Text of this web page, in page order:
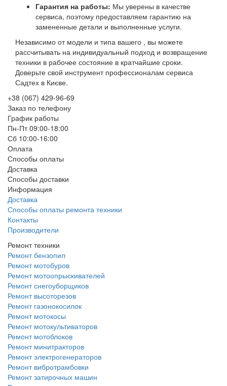
Гарантия на работы: Мы уверены в качестве
сервиса, поэтому предоставляем гарантию на
замененные детали и выполненные услуги.
Независимо от модели и типа вашего , вы можете
рассчитывать на индивидуальный подход и возвращение
техники в рабочее состояние в кратчайшие сроки.
Доверьте свой инструмент профессионалам сервиса
Садтех в Києве.
+38 (067) 429-96-69
Заказ по телефону
График работы
Пн-Пт 09:00-18:00
Сб 10:00-16:00
Оплата
Способы оплаты
Доставка
Способы доставки
Информация
Доставка
Способы оплаты ремонта техники
Контакты
Производители
Ремонт техники
Ремонт бензопил
Ремонт мотобуров
Ремонт мотоопрыскивателей
Ремонт снегоуборщиков
Ремонт высоторезов
Ремонт газонокосилок
Ремонт мотокосы
Ремонт мотокультиваторов
Ремонт мотоблоков
Ремонт минитракторов
Ремонт электрогенераторов
Ремонт вибротрамбовки
Ремонт затирочных машин